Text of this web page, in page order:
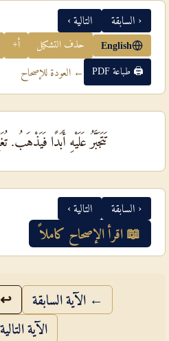
‹ السابقة التالية ›
English حذف التشكيل أ+
🖨 طباعة PDF ← العودة للإصحاح
تَتَجَبَّرُ عَلَيْهِ أَبَدًا فَيَذْهَبُ.
‹ السابقة التالية ›
📖 اقرأ الإصحاح كاملاً
← الآية السابقة
↩
الآية